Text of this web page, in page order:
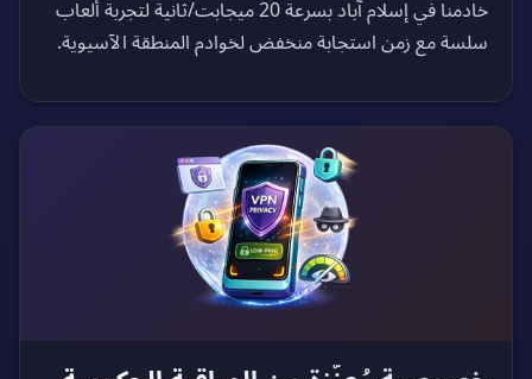
خادمنا في إسلام آباد بسرعة 20 ميجابت/ثانية لتجربة ألعاب
سلسة مع زمن استجابة منخفض لخوادم المنطقة الآسيوية.